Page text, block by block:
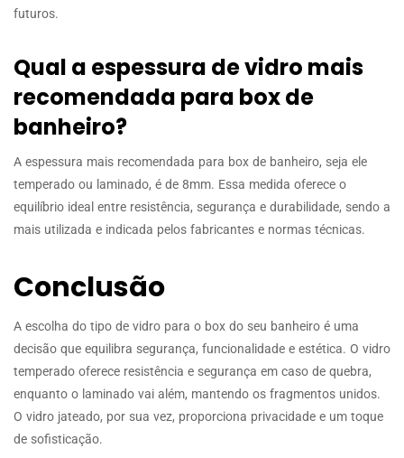
futuros.
Qual a espessura de vidro mais
recomendada para box de
banheiro?
A espessura mais recomendada para box de banheiro, seja ele
temperado ou laminado, é de 8mm. Essa medida oferece o
equilíbrio ideal entre resistência, segurança e durabilidade, sendo a
mais utilizada e indicada pelos fabricantes e normas técnicas.
Conclusão
A escolha do tipo de vidro para o box do seu banheiro é uma
decisão que equilibra segurança, funcionalidade e estética. O vidro
temperado oferece resistência e segurança em caso de quebra,
enquanto o laminado vai além, mantendo os fragmentos unidos.
O vidro jateado, por sua vez, proporciona privacidade e um toque
de sofisticação.